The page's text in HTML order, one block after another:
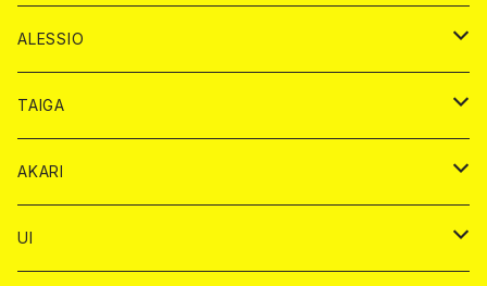
ショット
チェキ １５００円
プレミアム カード
１ドリンク カード
ショット
チェキ カード
チェキ １５００円
ショット
BAIKA
シャンパン
ショット
チェキ
BAIKA
ドリンク
シャンパンカード
ドリンクカード
チップ
チェキ
ALESSIO
ドリンク
シャンパン
1ドリンク
チップ
TAIGA
ドリンク
シャンパン
チップ
AKARI
ドリンク
UI